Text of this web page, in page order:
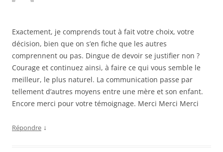
Exactement, je comprends tout à fait votre choix, votre
décision, bien que on s’en fiche que les autres
comprennent ou pas. Dingue de devoir se justifier non ?
Courage et continuez ainsi, à faire ce qui vous semble le
meilleur, le plus naturel. La communication passe par
tellement d’autres moyens entre une mère et son enfant.
Encore merci pour votre témoignage. Merci Merci Merci
Répondre ↓